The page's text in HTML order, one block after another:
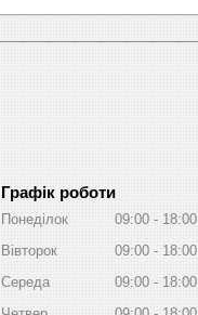
Графік роботи
Понеділок 09:00
18:00
Вівторок
09:00
18:00
Середа
09:00
18:00